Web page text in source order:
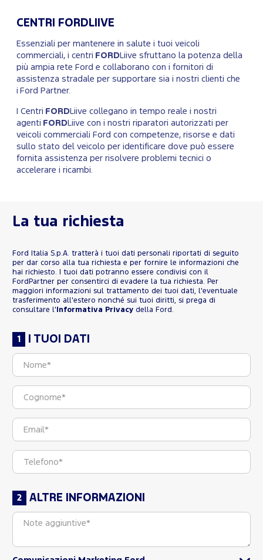
CENTRI FORDLIIVE
Essenziali per mantenere in salute i tuoi veicoli
commerciali, i centri FORDLiive sfruttano la potenza della
più ampia rete Ford e collaborano con i fornitori di
assistenza stradale per supportare sia i nostri clienti che
i Ford Partner.
I Centri FORDLiive collegano in tempo reale i nostri
agenti FORDLiive con i nostri riparatori autorizzati per
veicoli commerciali Ford con competenze, risorse e dati
sullo stato del veicolo per identificare dove può essere
fornita assistenza per risolvere problemi tecnici o
accelerare i ricambi.
La tua richiesta
Ford Italia S.p.A. tratterà i tuoi dati personali riportati di seguito
per dar corso alla tua richiesta e per fornire le informazioni che
hai richiesto. I tuoi dati potranno essere condivisi con il
FordPartner per consentirci di evadere la tua richiesta. Per
maggiori informazioni sul trattamento dei tuoi dati, l'eventuale
trasferimento all'estero nonché sui tuoi diritti, si prega di
consultare l' Informativa Privacy della Ford.
I TUOI DATI
ALTRE INFORMAZIONI